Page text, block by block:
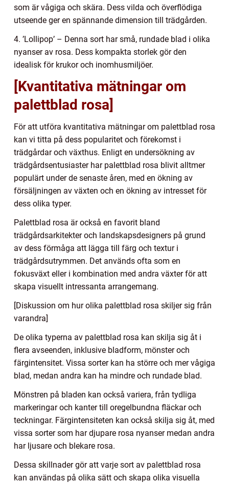
som är vågiga och skära. Dess vilda och överflödiga
utseende ger en spännande dimension till trädgården.
4. ’Lollipop’ – Denna sort har små, rundade blad i olika
nyanser av rosa. Dess kompakta storlek gör den
idealisk för krukor och inomhusmiljöer.
[Kvantitativa mätningar om
palettblad rosa]
För att utföra kvantitativa mätningar om palettblad rosa
kan vi titta på dess popularitet och förekomst i
trädgårdar och växthus. Enligt en undersökning av
trädgårdsentusiaster har palettblad rosa blivit alltmer
populärt under de senaste åren, med en ökning av
försäljningen av växten och en ökning av intresset för
dess olika typer.
Palettblad rosa är också en favorit bland
trädgårdsarkitekter och landskapsdesigners på grund
av dess förmåga att lägga till färg och textur i
trädgårdsutrymmen. Det används ofta som en
fokusväxt eller i kombination med andra växter för att
skapa visuellt intressanta arrangemang.
[Diskussion om hur olika palettblad rosa skiljer sig från
varandra]
De olika typerna av palettblad rosa kan skilja sig åt i
flera avseenden, inklusive bladform, mönster och
färgintensitet. Vissa sorter kan ha större och mer vågiga
blad, medan andra kan ha mindre och rundade blad.
Mönstren på bladen kan också variera, från tydliga
markeringar och kanter till oregelbundna fläckar och
teckningar. Färgintensiteten kan också skilja sig åt, med
vissa sorter som har djupare rosa nyanser medan andra
har ljusare och blekare rosa.
Dessa skillnader gör att varje sort av palettblad rosa
kan användas på olika sätt och skapa olika visuella